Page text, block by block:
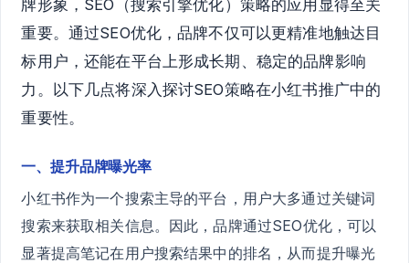
牌形象，SEO（搜索引擎优化）策略的应用显得至关
重要。通过SEO优化，品牌不仅可以更精准地触达目
标用户，还能在平台上形成长期、稳定的品牌影响
力。以下几点将深入探讨SEO策略在小红书推广中的
重要性。
一、提升品牌曝光率
小红书作为一个搜索主导的平台，用户大多通过关键词
搜索来获取相关信息。因此，品牌通过SEO优化，可以
显著提高笔记在用户搜索结果中的排名，从而提升曝光